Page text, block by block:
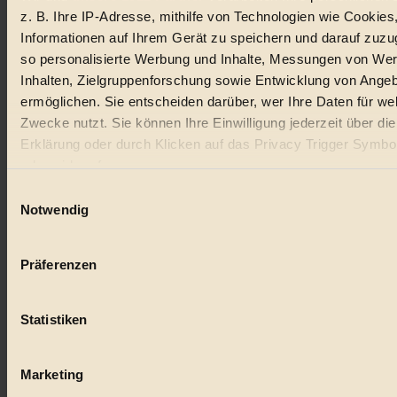
z. B. Ihre IP-Adresse, mithilfe von Technologien wie
Informationen auf Ihrem Gerät zu speichern und darauf
so personalisierte Werbung und Inhalte, Messungen von
Inhalten, Zielgruppenforschung sowie Entwicklung von
ermöglichen. Sie entscheiden darüber, wer Ihre Daten für
Zwecke nutzt. Sie können Ihre Einwilligung jederzeit über
Erklärung oder durch Klicken auf das Privacy Trigger
oder widerrufen
Wenn Sie es erlauben, würden wir auch gerne:
Ihr Gerät durch aktives Scannen nach bestimmten
Erfahren Sie mehr darüber, wie Ihre persönlichen Daten
Notwendig
Präferenzen
Statistiken
Marketing
Natur
kinderbuch
nachhaltig